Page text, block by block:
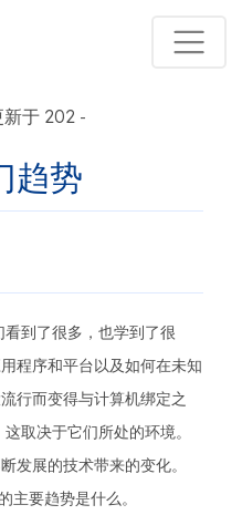
新于 202 -
趋势
到了很多，也学到了很
程序和平台以及如何在未知
行而变得与计算机绑定之
取决于它们所处的环境。
发展的技术带来的变化。
主要趋势是什么。